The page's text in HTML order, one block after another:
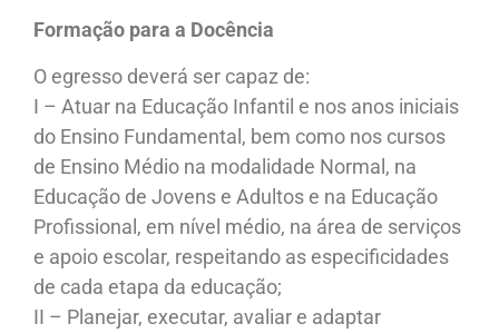
Formação para a Docência
O egresso deverá ser capaz de:
I – Atuar na Educação Infantil e nos anos iniciais
do Ensino Fundamental, bem como nos cursos
de Ensino Médio na modalidade Normal, na
Educação de Jovens e Adultos e na Educação
Profissional, em nível médio, na área de serviços
e apoio escolar, respeitando as especificidades
de cada etapa da educação;
II – Planejar, executar, avaliar e adaptar